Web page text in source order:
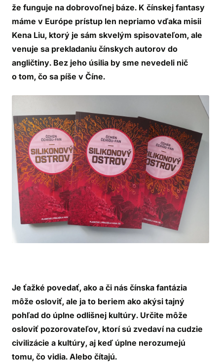
že funguje na dobrovoľnej báze. K čínskej fantasy
máme v Európe prístup len nepriamo vďaka misii
Kena Liu, ktorý je sám skvelým spisovateľom, ale
venuje sa prekladaniu čínskych autorov do
angličtiny. Bez jeho úsilia by sme nevedeli nič
o tom, čo sa píše v Číne.
Je ťažké povedať, ako a či nás čínska fantázia
môže osloviť, ale ja to beriem ako akýsi tajný
pohľad do úplne odlišnej kultúry. Určite môže
osloviť pozorovateľov, ktorí sú zvedaví na cudzie
civilizácie a kultúry, aj keď úplne nerozumejú
tomu, čo vidia. Alebo čítajú.